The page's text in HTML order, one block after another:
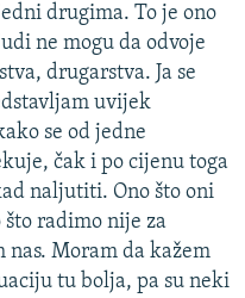
drugima. To je ono
ne mogu da odvoje
drugarstva. Ja se
uvijek
se od jedne
čak i po cijenu toga
naljutiti. Ono što oni
što radimo nije za
nas. Moram da kažem
tu bolja, pa su neki